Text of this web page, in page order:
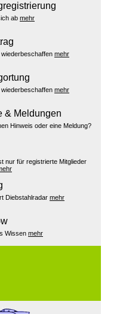
ab mehr
mehr
mehr
& Meldungen
Hinweis oder eine Meldung?
nur für registrierte Mitglieder
Diebstahlradar mehr
Wissen mehr